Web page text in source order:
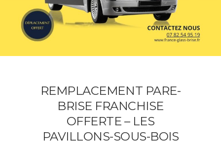
REMPLACEMENT PARE-
BRISE FRANCHISE
OFFERTE – LES
PAVILLONS-SOUS-BOIS